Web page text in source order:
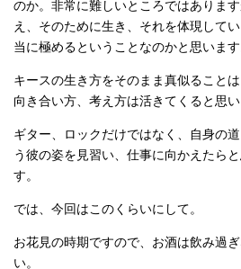
のか。非常に難しいところではありま
え、そのために生き、それを体現して
当に極めるということなのかと思います
キースの生き方をそのまま真似ること
向き合い方、考え方は活きてくると思い
ギター、ロックだけではなく、自身の
う彼の姿を見習い、仕事に向かえたら
す。
では、今回はこのくらいにして。
お花見の時期ですので、お酒は飲み過
い。